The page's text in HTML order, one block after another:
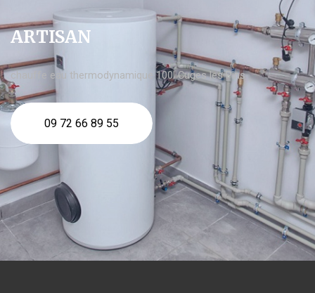
ARTISAN
chauffe eau thermodynamique 100l Cuges les Pins
09 72 66 89 55